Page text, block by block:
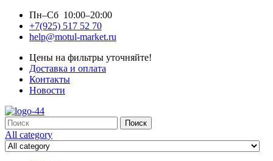
Пн–Сб 10:00–20:00
+7(925) 517 52 70
help@motul-market.ru
Цены на фильтры уточняйте!
Доставка и оплата
Контакты
Новости
Search
for:
Поиск
All category